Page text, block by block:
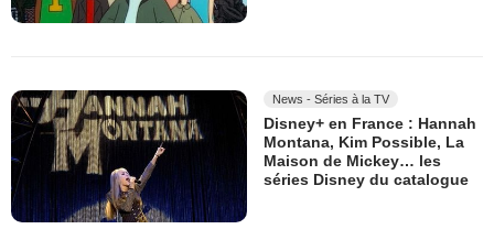
News - Séries à la TV
Disney+ en France : Hannah
Montana, Kim Possible, La
Maison de Mickey… les
séries Disney du catalogue